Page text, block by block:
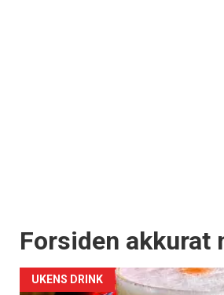
Forsiden akkurat
UKENS DRINK